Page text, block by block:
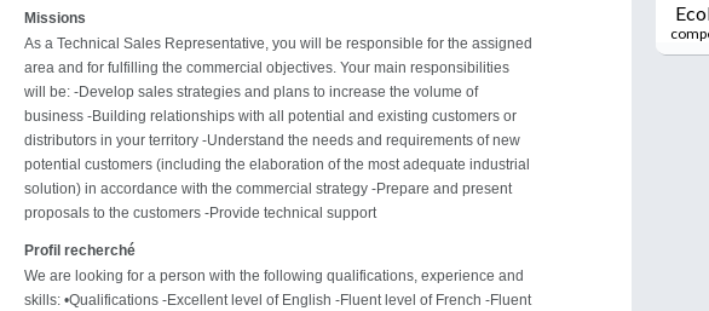
Missions
As a Technical Sales Representative, you will be responsible for the assigned
area and for fulfilling the commercial objectives. Your main responsibilities
will be: -Develop sales strategies and plans to increase the volume of
business -Building relationships with all potential and existing customers or
distributors in your territory -Understand the needs and requirements of new
potential customers (including the elaboration of the most adequate industrial
solution) in accordance with the commercial strategy -Prepare and present
proposals to the customers -Provide technical support
Profil recherché
We are looking for a person with the following qualifications, experience and
skills: •Qualifications -Excellent level of English -Fluent level of French -Fluent